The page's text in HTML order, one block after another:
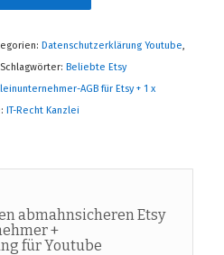
Datenschutzerklärung Youtube,
Schlagwörter: Beliebte Etsy
AGB für Etsy + 1 x
IT-Recht Kanzlei
abmahnsicheren Etsy
+
für Youtube